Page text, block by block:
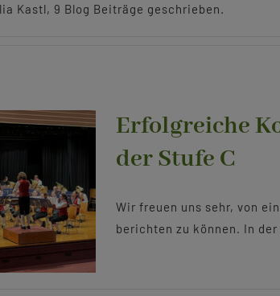
Kastl, 9 Blog Beiträge geschrieben.
Erfolgreiche
der Stufe C
Wir freuen uns sehr, von
berichten zu können. In